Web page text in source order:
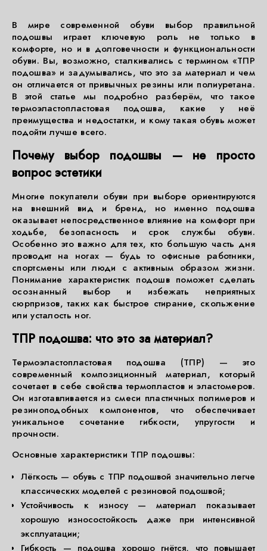
В мире современной обуви выбор правильной
подошвы играет ключевую роль не только в
комфорте, но и в долговечности и функциональности
обуви. Вы, возможно, сталкивались с термином «ТПР
подошва» и задумывались, что это за материал и чем
он отличается от привычных резины или полиуретана.
В этой статье мы подробно разберём, что такое
термоэластопластовая подошва, какие у неё
преимущества и недостатки, и кому такая обувь может
подойти лучше всего.
Почему выбор подошвы — не просто
вопрос эстетики
Многие покупатели обуви при выборе ориентируются
на внешний вид и бренд, но именно подошва
оказывает непосредственное влияние на комфорт при
ходьбе, безопасность и срок службы обуви.
Особенно это важно для тех, кто большую часть дня
проводит на ногах — будь то офисные работники,
спортсмены или люди с активным образом жизни.
Понимание характеристик подошв поможет сделать
осознанный выбор и избежать неприятных
сюрпризов, таких как быстрое стирание, скольжение
или усталость ног.
ТПР подошва: что это за материал?
Термоэластопластовая подошва (ТПР) — это
современный композиционный материал, который
сочетает в себе свойства термопластов и эластомеров.
Он изготавливается из смеси пластичных полимеров и
резиноподобных компонентов, что обеспечивает
уникальное сочетание гибкости, упругости и
прочности.
Основные характеристики ТПР подошвы:
Лёгкость — обувь с ТПР подошвой значительно легче
классических моделей с резиновой подошвой;
Устойчивость к износу — материал показывает
хорошую износостойкость даже при интенсивной
эксплуатации;
Гибкость — подошва хорошо гнётся, что повышает